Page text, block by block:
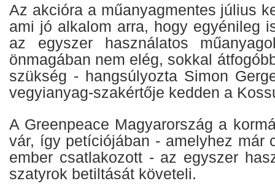
Az akcióra a műanyagmentes július
ami jó alkalom arra, hogy egyénileg
az egyszer használatos
önmagában nem elég, sokkal
szükség - hangsúlyozta Simon
vegyianyag-szakértője kedden a
A Greenpeace Magyarország a
vár, így petíciójában - amelyhez már
ember csatlakozott - az egyszer
szatyrok betiltását követeli.